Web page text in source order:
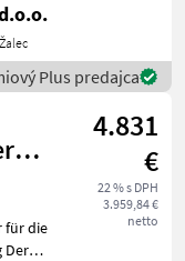
die
für denPlus predajca
4.831
€
22 % s DPH
3.959,84 €
netto
für die
Der